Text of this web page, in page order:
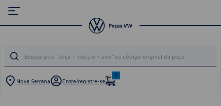
Nova Serrana Entre/registre-se
0